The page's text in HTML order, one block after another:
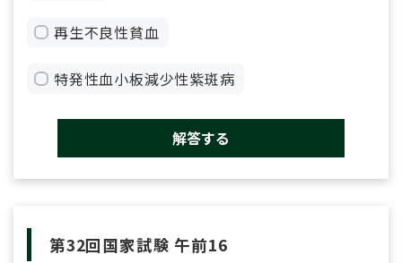
再生不良性貧血
特発性血小板減少性紫斑病
解答する
第32回国家試験 午前16